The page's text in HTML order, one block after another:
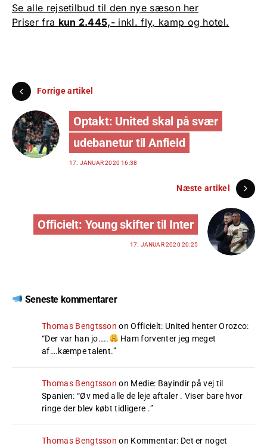
Se alle rejsetilbud til den nye sæson her
Priser fra kun 2.445,- inkl. fly, kamp og hotel.
Forrige artikel
Optakt: United skal på svær
udebanetur til Anfield
17. JANUAR 2020 16:38
Næste artikel
Officielt: Young skifter til Inter
17. JANUAR 2020 20:25
Seneste kommentarer
Thomas Bengtsson onOfficielt: United henter Orozco:
“Der var han jo…..
Ham forventer jeg meget
af….kæmpe talent.”
Thomas Bengtsson on Medie: Bayindir på vej til
Spanien: “Øv med alle de leje aftaler . Viser bare hvor
ringe der blev købt tidligere .”
Thomas Bengtsson on Kommentar: Det er noget